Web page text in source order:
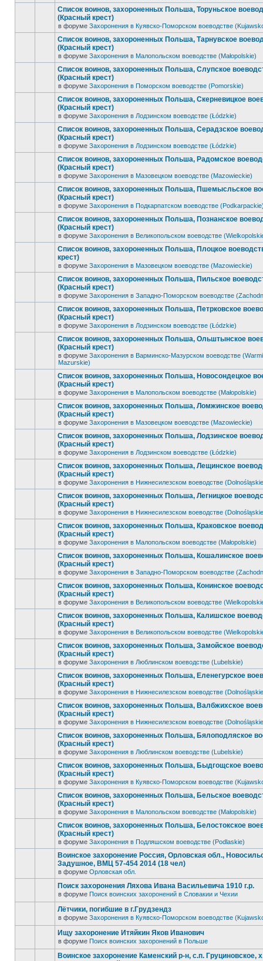
Список воинов, захороненных Польша, Торуньское
(Красный крест)
в форуме Захоронения в Куявско-Поморском воеводстве
Список воинов, захороненных Польша, Тарнувское
(Красный крест)
в форуме Захоронения в Малопольском воеводстве (Małopolskie)
Список воинов, захороненных Польша, Слупское
(Красный крест)
в форуме Захоронения в Поморском воеводстве (Pomorskie)
Список воинов, захороненных Польша, Скерневицкое
(Красный крест)
в форуме Захоронения в Лодзинском воеводстве (Łódzkie)
Список воинов, захороненных Польша, Серадзское
(Красный крест)
в форуме Захоронения в Лодзинском воеводстве (Łódzkie)
Список воинов, захороненных Польша, Радомское
(Красный крест)
в форуме Захоронения в Мазовецком воеводстве (Mazowieckie)
Список воинов, захороненных Польша, Пшемысльское
(Красный крест)
в форуме Захоронения в Подкарпатском воеводстве
Список воинов, захороненных Польша, Познанское
(Красный крест)
в форуме Захоронения в Великопольском воеводстве
Список воинов, захороненных Польша, Плоцкое
крест)
в форуме Захоронения в Мазовецком воеводстве (Mazowieckie)
Список воинов, захороненных Польша, Пильское
(Красный крест)
в форуме Захоронения в Западно-Поморском воеводстве
Список воинов, захороненных Польша, Петрковское
(Красный крест)
в форуме Захоронения в Лодзинском воеводстве (Łódzkie)
Список воинов, захороненных Польша, Ольштынское
(Красный крест)
в форуме Захоронения в Варминско-Мазурском воеводстве
Mazurskie)
Список воинов, захороненных Польша, Новосондецкое
(Красный крест)
в форуме Захоронения в Малопольском воеводстве (Małopolskie)
Список воинов, захороненных Польша, Ломжинское
(Красный крест)
в форуме Захоронения в Мазовецком воеводстве (Mazowieckie)
Список воинов, захороненных Польша, Лодзинское
(Красный крест)
в форуме Захоронения в Лодзинском воеводстве (Łódzkie)
Список воинов, захороненных Польша, Лещинское
(Красный крест)
в форуме Захоронения в Нижнесилезском воеводстве
Список воинов, захороненных Польша, Легницкое
(Красный крест)
в форуме Захоронения в Нижнесилезском воеводстве
Список воинов, захороненных Польша, Краковское
(Красный крест)
в форуме Захоронения в Малопольском воеводстве (Małopolskie)
Список воинов, захороненных Польша, Кошалинское
(Красный крест)
в форуме Захоронения в Западно-Поморском воеводстве
Список воинов, захороненных Польша, Конинское
(Красный крест)
в форуме Захоронения в Великопольском воеводстве
Список воинов, захороненных Польша, Калишское
(Красный крест)
в форуме Захоронения в Великопольском воеводстве
Список воинов, захороненных Польша, Замойское
(Красный крест)
в форуме Захоронения в Люблинском воеводстве (Lubelskie)
Список воинов, захороненных Польша, Еленегурское
(Красный крест)
в форуме Захоронения в Нижнесилезском воеводстве
Список воинов, захороненных Польша, Валбжихское
(Красный крест)
в форуме Захоронения в Нижнесилезском воеводстве
Список воинов, захороненных Польша, Бялоподляское
(Красный крест)
в форуме Захоронения в Люблинском воеводстве (Lubelskie)
Список воинов, захороненных Польша, Быдгощское
(Красный крест)
в форуме Захоронения в Куявско-Поморском воеводстве
Список воинов, захороненных Польша, Бельское
(Красный крест)
в форуме Захоронения в Малопольском воеводстве (Małopolskie)
Список воинов, захороненных Польша, Белостокское
(Красный крест)
в форуме Захоронения в Подляшском воеводстве (Podlaskie)
Воинское захоронение Россия, Орловская обл.,
Задушное, ВМЦ 57-454 2014 (18 чел)
в форуме Орловская обл.
Поиск захоронения Ляхова Ивана Васильевича 1910 г.р.
в форуме Поиск воинских захоронений в Словакии и Чехии
Лётчики, погибшие в г.Грудзендз
в форуме Захоронения в Куявско-Поморском воеводстве
Ищу захоронение Итяйкин Яков Иванович
в форуме Поиск воинских захоронений в Польше
Воинское захоронение Каменский р-н, с.п. Груциновское,